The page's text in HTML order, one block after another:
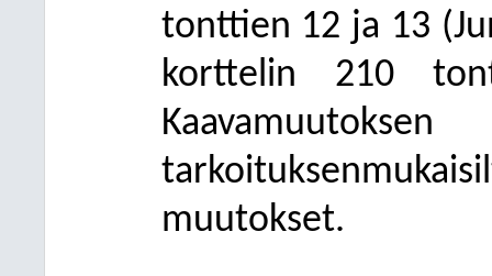
tonttien 12 ja 13
korttelin 210
muutokset.